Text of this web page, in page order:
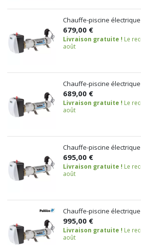
Chauffe-piscine
679,00 €
Livraison gratuite ! Le
août
Chauffe-piscine
689,00 €
Livraison gratuite ! Le
août
Chauffe-piscine
695,00 €
Livraison gratuite ! Le
août
Chauffe-piscine
995,00 €
Livraison gratuite ! Le
août